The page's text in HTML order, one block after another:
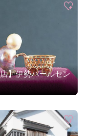
】伊勢パールセン